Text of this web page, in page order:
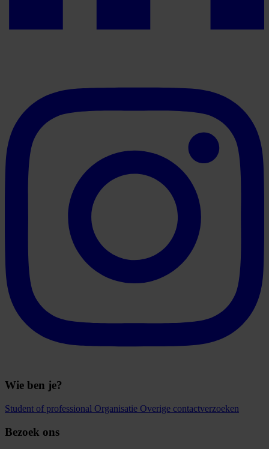
Wie ben je?
Student of professional Organisatie Overige contactverzoeken
Bezoek ons